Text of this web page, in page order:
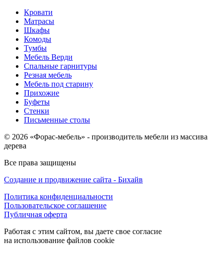
Кровати
Матрасы
Шкафы
Комоды
Тумбы
Мебель Верди
Спальные гарнитуры
Резная мебель
Мебель под старину
Прихожие
Буфеты
Стенки
Письменные столы
© 2026 «Форас-мебель» - производитель мебели из массива
дерева
Все права защищены
Создание и продвижение сайта - Бихайв
Политика конфиденциальности
Пользовательское соглашение
Публичная оферта
Работая с этим сайтом, вы даете свое согласие
на использование файлов cookie